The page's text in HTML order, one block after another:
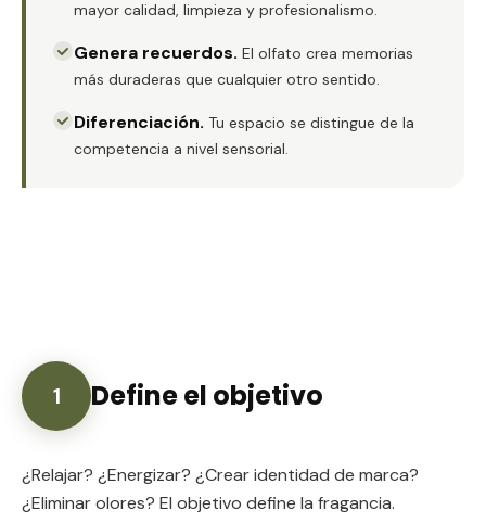
mayor calidad, limpieza y profesionalismo.
Genera recuerdos. El olfato crea memorias
más duraderas que cualquier otro sentido.
Diferenciación. Tu espacio se distingue de la
competencia a nivel sensorial.
1 Define el objetivo
¿Relajar? ¿Energizar? ¿Crear identidad de marca?
¿Eliminar olores? El objetivo define la fragancia.